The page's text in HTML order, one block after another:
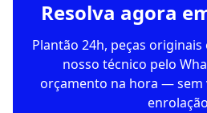
Resolva agora
Plantão 24h, peças originais
nosso técnico pelo
orçamento na hora — sem